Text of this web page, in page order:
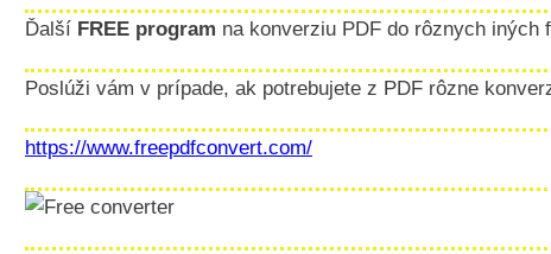
Ďalší FREE program na konverziu PDF do rôznych iných
Poslúži vám v prípade, ak potrebujete z PDF rôzne
https://www.freepdfconvert.com/